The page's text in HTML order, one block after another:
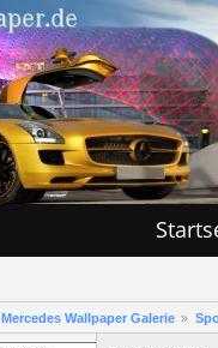
Mercedes Wallpaper Galerie